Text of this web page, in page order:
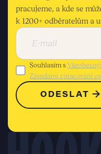
pracujeme, a kde se
k 1200+ odběratelům a
Souhlasím s
Zásadami zpracování